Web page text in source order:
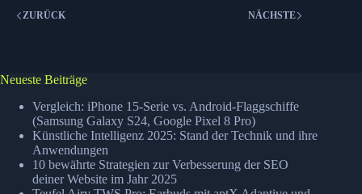
ZURÜCK NÄCHSTE
Neueste Beiträge
Vergleich: iPhone 15-Serie vs. Android-Flaggschiffe
(Samsung Galaxy S24, Google Pixel 8 Pro)
Künstliche Intelligenz 2025: Stand der Technik und ihre
Anwendungen
10 bewährte Strategien zur Verbesserung der SEO
deiner Website im Jahr 2025